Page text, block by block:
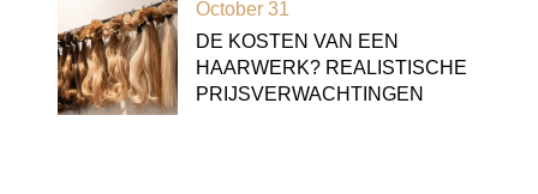
October 31
DE KOSTEN VAN EEN
HAARWERK? REALISTISCHE
PRIJSVERWACHTINGEN